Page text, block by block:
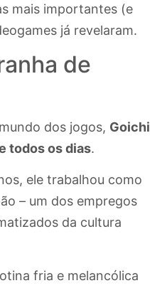
mais importantes (e
já revelaram.
de
dos jogos, Goichi
todos os dias.
ele trabalhou como
– um dos empregos
da cultura
fria e melancólica